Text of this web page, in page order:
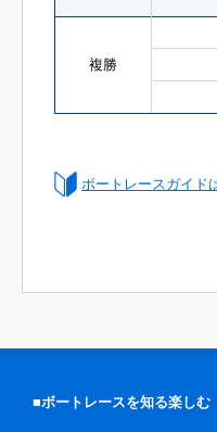
複勝
ボートレースガイド
■ボートレースを知る楽しむ